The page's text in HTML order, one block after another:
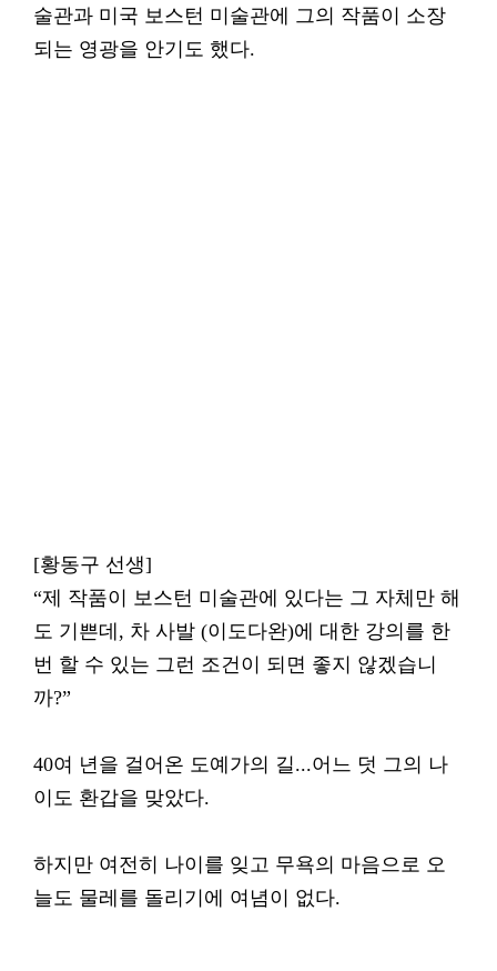
술관과 미국 보스턴 미술관에 그의 작품이 소장
되는 영광을 안기도 했다.
[황동구 선생]
“제 작품이 보스턴 미술관에 있다는 그 자체만 해
도 기쁜데, 차 사발 (이도다완)에 대한 강의를 한
번 할 수 있는 그런 조건이 되면 좋지 않겠습니
까?”
40여 년을 걸어온 도예가의 길...어느 덧 그의 나
이도 환갑을 맞았다.
하지만 여전히 나이를 잊고 무욕의 마음으로 오
늘도 물레를 돌리기에 여념이 없다.